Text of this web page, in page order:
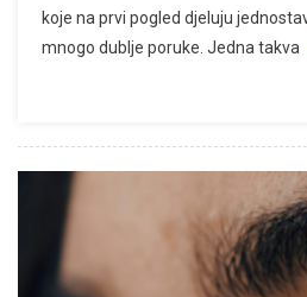
koje na prvi pogled djeluju
mnogo dublje poruke. Jedna takva